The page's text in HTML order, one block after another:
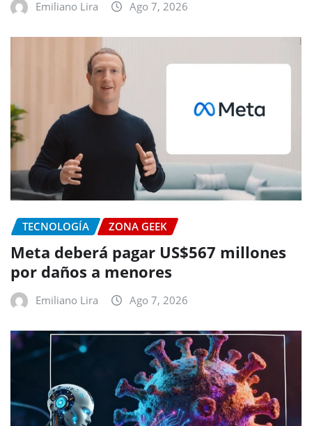
Emiliano Lira Ago 7, 2026
TECNOLOGÍA ZONA GEEK
Meta deberá pagar US$567 millones
por daños a menores
Emiliano Lira Ago 7, 2026